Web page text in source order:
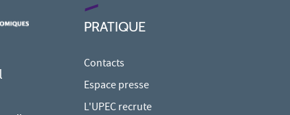
PRATIQUE
Contacts
Espace presse
L'UPEC recrute